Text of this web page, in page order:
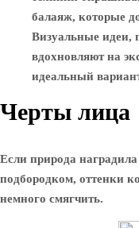
балаяж, которые
Визуальные идеи,
вдохновляют на
идеальный
Черты лица
Если природа
подбородком, оттенки
немного смягчить.